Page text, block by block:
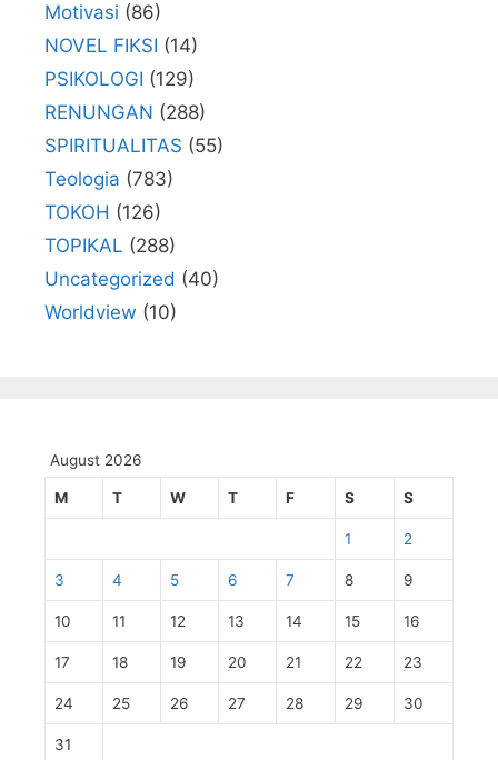
Motivasi (86)
NOVEL FIKSI (14)
PSIKOLOGI (129)
RENUNGAN (288)
SPIRITUALITAS (55)
Teologia (783)
TOKOH (126)
TOPIKAL (288)
Uncategorized (40)
Worldview (10)
August 2026
M T W T F S S
1 2
3 4 5 6 7 8 9
10 11 12 13 14 15 16
17 18 19 20 21 22 23
24 25 26 27 28 29 30
31